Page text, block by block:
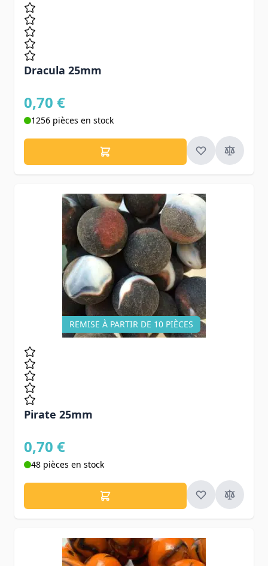
Dracula 25mm
0,70 €
1256 pièces en stock
REMISE À PARTIR DE 10 PIÈCES
Pirate 25mm
0,70 €
48 pièces en stock